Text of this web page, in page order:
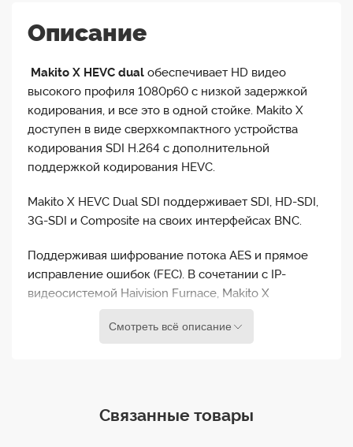
Описание
Makito X HEVC dual обеспечивает HD видео
высокого профиля 1080p60 с низкой задержкой
кодирования, и все это в одной стойке. Makito X
доступен в виде сверхкомпактного устройства
кодирования SDI H.264 с дополнительной
поддержкой кодирования HEVC.
Makito X HEVC Dual SDI поддерживает SDI, HD-SDI,
3G-SDI и Composite на своих интерфейсах BNC.
Поддерживая шифрование потока AES и прямое
исправление ошибок (FEC). В сочетании с IP-
видеосистемой Haivision Furnace, Makito X
над доступом к видеопотоку и его
технологией воспроизведения Multi-View от
Смотреть всё описание
Связанные товары